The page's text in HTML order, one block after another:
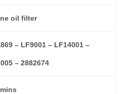
oil filter
– LF9001 – LF14001 –
– 2882674